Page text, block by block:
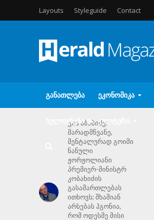
Layouts Styleguide Contact
ᲒᲐᲜᲐᲗᲚᲔᲑᲐ ᲔᲙᲝᲜᲝᲛᲘᲙᲐ
ᲮᲔᲚᲝᲕᲜᲔᲑᲐ ᲓᲐ ᲙᲣᲚᲢᲣᲠᲐ
გია აბაშიძე:
მარადმწვანე,
მენტალურად გოიმი
ნანული
ჟორჟოლიანი
პრემიერ-მინისტრ
კობახიძის
გასამართლებას
ითხოვს; შხამიან
არსებას ჰგონია,
რომ ოდესმე მისი